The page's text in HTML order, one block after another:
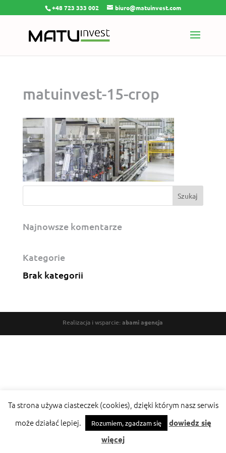
+48 723 333 002 biuro@matuinvest.com
matuinvest-15-crop
Najnowsze komentarze
Kategorie
Brak kategorii
Realizacja i wsparcie:abami agencja
Ta strona używa ciasteczek (cookies), dzięki którym nasz serwis
może działać lepiej.
Rozumiem, zgadzam się
dowiedz się
więcej